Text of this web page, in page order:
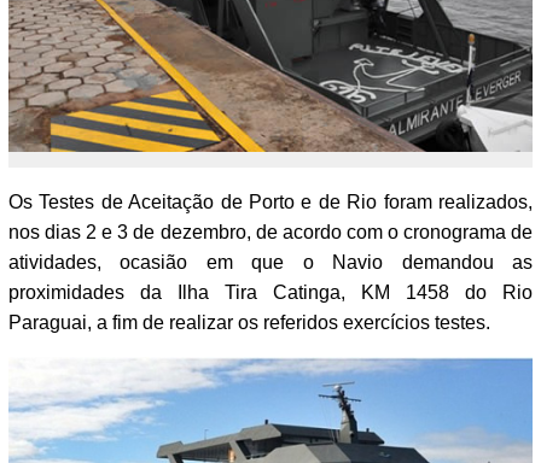
Os Testes de Aceitação de Porto e de Rio foram realizados,
nos dias 2 e 3 de dezembro, de acordo com o cronograma de
atividades, ocasião em que o Navio demandou as
proximidades da Ilha Tira Catinga, KM 1458 do Rio
Paraguai, a fim de realizar os referidos exercícios testes.